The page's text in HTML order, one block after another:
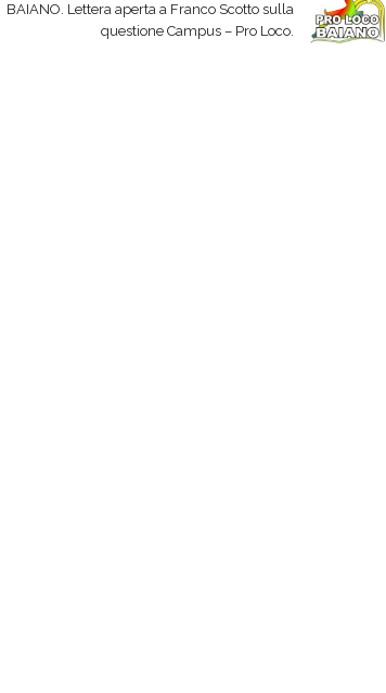
BAIANO. Lettera aperta a Franco Scotto sulla
questione Campus – Pro Loco.